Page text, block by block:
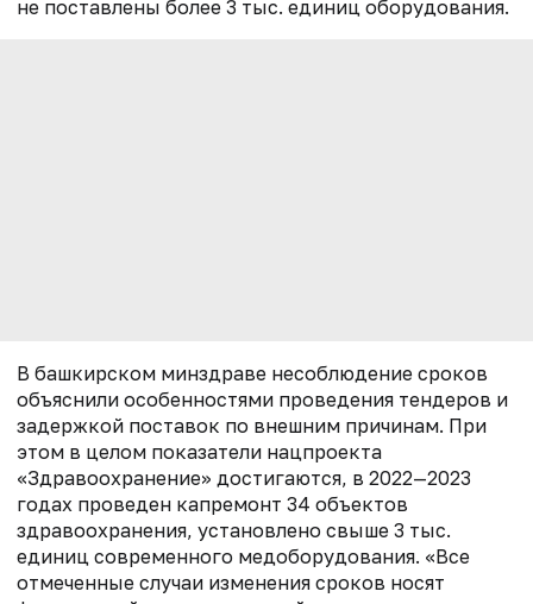
не поставлены более 3 тыс. единиц оборудования.
В башкирском минздраве несоблюдение сроков
объяснили особенностями проведения тендеров и
задержкой поставок по внешним причинам. При
этом в целом показатели нацпроекта
«Здравоохранение» достигаются, в 2022—2023
годах проведен капремонт 34 объектов
здравоохранения, установлено свыше 3 тыс.
единиц современного медоборудования. «Все
отмеченные случаи изменения сроков носят